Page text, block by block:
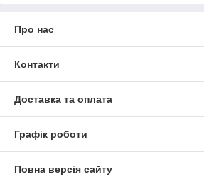
Про нас
Контакти
Доставка та оплата
Графік роботи
Повна версія сайту